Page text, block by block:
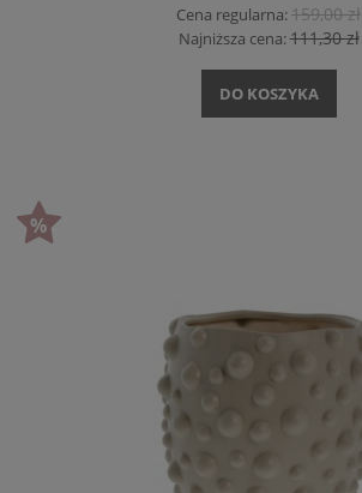
Cena regularna:159,00 zł
Najniższa cena:111,30 zł
DO KOSZYKA